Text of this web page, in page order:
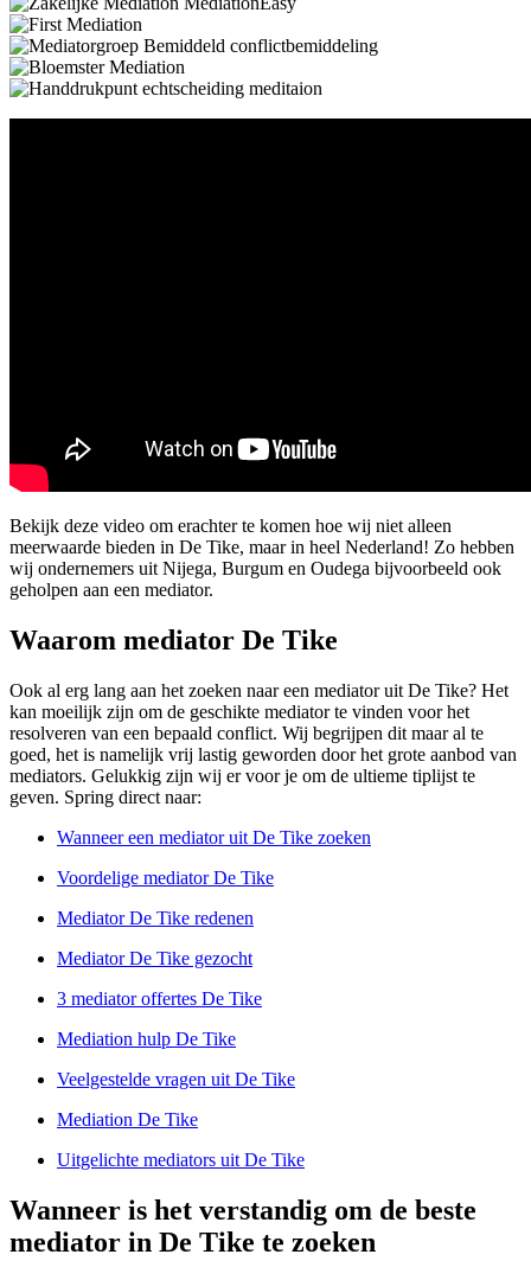
Bekijk deze video om erachter te komen hoe wij niet alleen
meerwaarde bieden in De Tike, maar in heel Nederland! Zo hebben
wij ondernemers uit Nijega, Burgum en Oudega bijvoorbeeld ook
geholpen aan een mediator.
Waarom mediator De Tike
Ook al erg lang aan het zoeken naar een mediator uit De Tike? Het
kan moeilijk zijn om de geschikte mediator te vinden voor het
resolveren van een bepaald conflict. Wij begrijpen dit maar al te
goed, het is namelijk vrij lastig geworden door het grote aanbod van
mediators. Gelukkig zijn wij er voor je om de ultieme tiplijst te
geven. Spring direct naar:
Wanneer een mediator uit De Tike zoeken
Voordelige mediator De Tike
Mediator De Tike redenen
Mediator De Tike gezocht
3 mediator offertes De Tike
Mediation hulp De Tike
Veelgestelde vragen uit De Tike
Mediation De Tike
Uitgelichte mediators uit De Tike
Wanneer is het verstandig om de beste
mediator in De Tike te zoeken